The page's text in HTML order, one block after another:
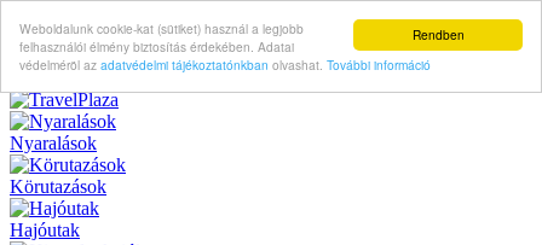
Rendben
Weboldalunk cookie-kat (sütiket) használ a legjobb
felhasználói élmény biztosítás érdekében. Adatai
védelméröl az adatvédelmi tájékoztatónkban olvashat. További információ
Nyaralások
Körutazások
Hajóutak